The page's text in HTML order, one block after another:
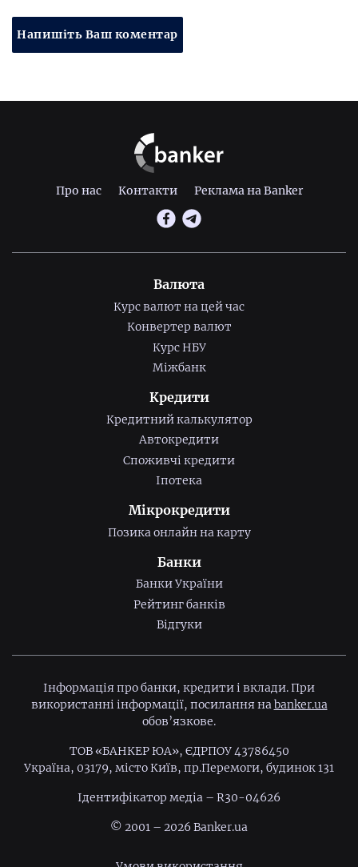
Напишіть Ваш коментар
Про нас Контакти Реклама на Banker
Валюта
Курс валют на цей час
Конвертер валют
Курс НБУ
Міжбанк
Кредити
Кредитний калькулятор
Автокредити
Споживчі кредити
Іпотека
Мікрокредити
Позика онлайн на карту
Банки
Банки України
Рейтинг банків
Відгуки
Інформація про банки, кредити і вклади. При
використанні інформації, посилання наbanker.ua
обов’язкове.
ТОВ «БАНКЕР ЮА», ЄДРПОУ 43786450
Україна, 03179, місто Київ, пр.Перемоги, будинок 131
Ідентифiкатор медiа – R30-04626
© 2001 – 2026 Banker.ua